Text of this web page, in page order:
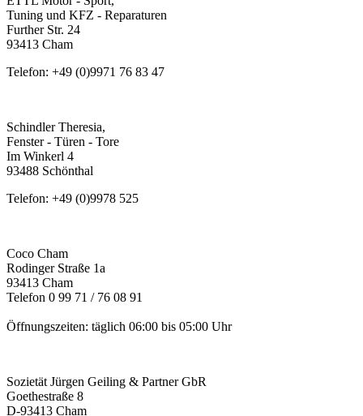
Tuning und KFZ - Reparaturen
Further Str. 24
93413 Cham
Telefon: +49 (0)9971 76 83 47
Schindler Theresia,
Fenster - Türen - Tore
Im Winkerl 4
93488 Schönthal
Telefon: +49 (0)9978 525
Coco Cham
Rodinger Straße 1a
93413 Cham
Telefon 0 99 71 / 76 08 91
Öffnungszeiten: täglich 06:00 bis 05:00 Uhr
Sozietät Jürgen Geiling & Partner GbR
Goethestraße 8
D-93413 Cham